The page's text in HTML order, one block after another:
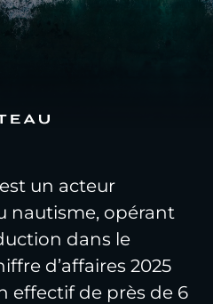
un acteur
nautisme, opérant
dans le
d’affaires 2025
effectif de près de 6